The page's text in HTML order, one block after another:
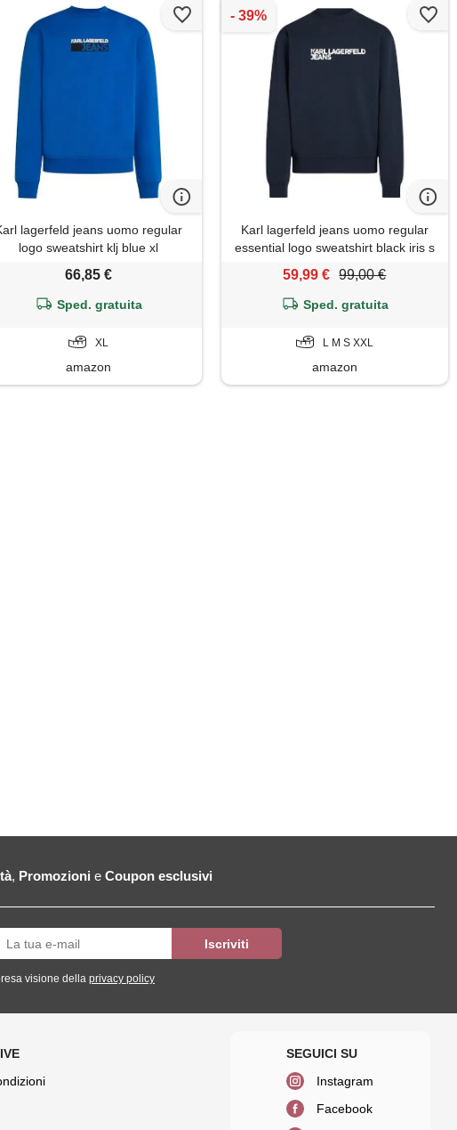
lagerfeld jeans uomo regular
logo sweatshirt klj blue xl
66,85 €
Sped. gratuita
XL
amazon
Karl lagerfeld jeans uomo regular
essential logo sweatshirt black iris s
59,99 € 99,00 €
Sped. gratuita
L M S XXL
amazon
, Promozioni e Coupon esclusivi
visione della privacy policy
Instagram
Facebook